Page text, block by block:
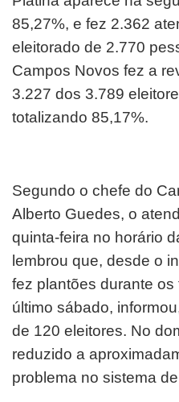
85,27%, e fez 2.362
eleitorado de 2.770
Campos Novos fez a
3.227 dos 3.789
totalizando 85,17%.
Segundo o chefe do
Alberto Guedes, o
quinta-feira no horário
lembrou que, desde o
fez plantões durante
último sábado,
de 120 eleitores. No
reduzido a
problema no sistema